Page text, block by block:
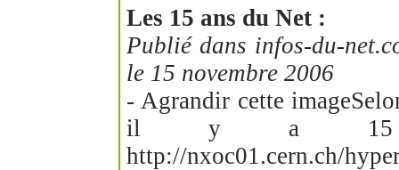
Les 15 ans du Net :
Publié dans infos-du-
le 15 novembre 2006
- Agrandir cette
il y a 15
http://nxoc01.cern.ch/